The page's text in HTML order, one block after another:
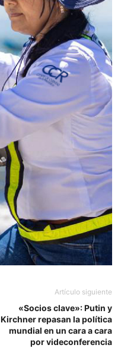
Artículo siguiente
«Socios clave»: Putin y
Kirchner repasan la política
mundial en un cara a cara
por videconferencia